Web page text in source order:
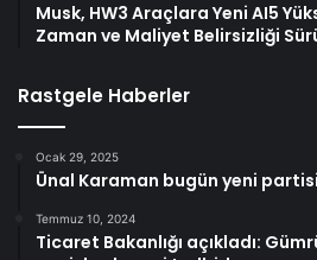
Musk, HW3 Araçlara Yeni AI5
Zaman ve Maliyet Belirsizliği
Rastgele Haberler
Ocak 29, 2025
Ünal Karaman bugün yeni
Temmuz 10, 2024
Ticaret Bakanlığı açıkladı: